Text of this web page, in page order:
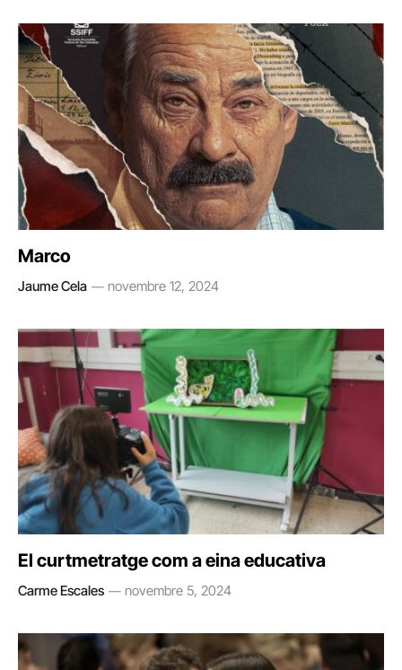
Marco
Jaume Cela novembre 12, 2024
El curtmetratge com a eina educativa
Carme Escales novembre 5, 2024